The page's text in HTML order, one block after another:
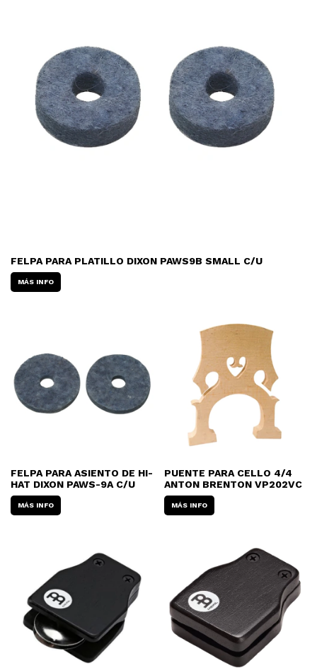
FELPA PARA PLATILLO DIXON PAWS9B SMALL C/U
MÁS INFO
FELPA PARA ASIENTO DE HI-
HAT DIXON PAWS-9A C/U
MÁS INFO
PUENTE PARA CELLO 4/4
ANTON BRENTON VP202VC
MÁS INFO